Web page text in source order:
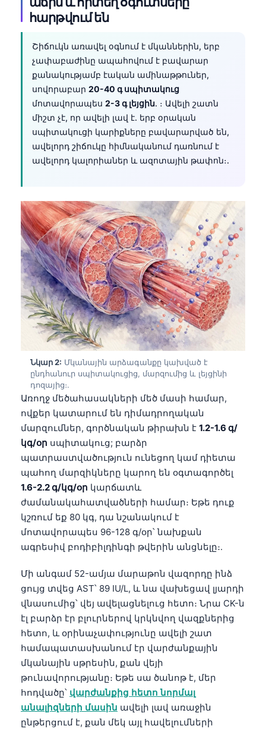
հարթվում են
Շիճուկն առավել օգնում է մկաններին, երբ
չափաբաժինը ապահովում է բավարար
քանակությամբ էական ամինաթթուներ,
սովորաբար 20-40 գ սպիտակուց
մոտավորապես 2-3 գ լեյցին. ։ Ավելի շատն
միշտ չէ, որ ավելի լավ է. երբ օրական
սպիտակուցի կարիքները բավարարված են,
ավելորդ շիճուկը հիմնականում դառնում է
ավելորդ կալորիաներ և ազոտային թափոն։.
Նկար 2: Մկանային արձագանքը կախված է
ընդհանուր սպիտակուցից, մարզումից և լեյցինի
դոզայից։.
Առողջ մեծահասակների մեծ մասի համար,
ովքեր կատարում են դիմադրողական
մարզումներ, գործնական թիրախն է 1.2-1.6 գ/
կգ/օր սպիտակուց; բարձր
պատրաստվածություն ունեցող կամ դիետա
պահող մարզիկները կարող են օգտագործել
1.6-2.2 գ/կգ/օր կարճատև
ժամանակահատվածների համար։ Եթե դուք
կշռում եք 80 կգ, դա նշանակում է
մոտավորապես 96-128 գ/օր՝ նախքան
ագրեսիվ բոդիբիլդինգի թվերին անցնելը։.
Մի անգամ 52-ամյա մարաթոն վազորդը ինձ
ցույց տվեց AST՝ 89 IU/L, և նա վախեցավ լյարդի
վնասումից՝ վեյ ավելացնելուց հետո։ Նրա CK-ն
էլ բարձր էր բլուրներով կրկնվող վազքներից
հետո, և օրինաչափությունը ավելի շատ
համապատասխանում էր վարժանքային
մկանային սթրեսին, քան վեյի
թունավորությանը։ Եթե սա ծանոթ է, մեր
հոդվածը՝ վարժանքից հետո նորմալ
անալիզների մասին ավելի լավ առաջին
ընթերցում է, քան մեկ այլ հավելումների